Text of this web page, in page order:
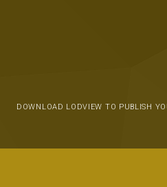
DOWNLOAD LODVIEW TO PUBLISH